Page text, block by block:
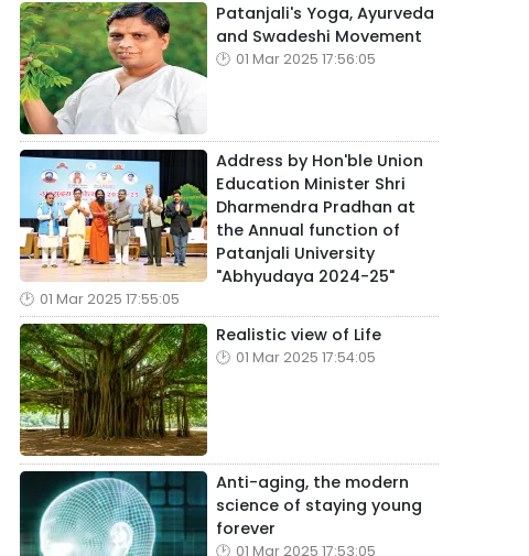
Patanjali's Yoga, Ayurveda
and Swadeshi Movement
01 Mar 2025 17:56:05
Address by Hon'ble Union
Education Minister Shri
Dharmendra Pradhan at
the Annual function of
Patanjali University
"Abhyudaya 2024-25"
01 Mar 2025 17:55:05
Realistic view of Life
01 Mar 2025 17:54:05
Anti-aging, the modern
science of staying young
forever
01 Mar 2025 17:53:05